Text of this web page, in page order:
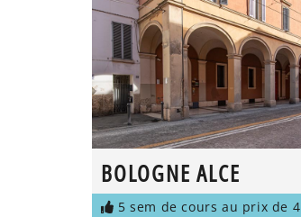
BOLOGNE ALCE
5 sem de cours au prix de 4